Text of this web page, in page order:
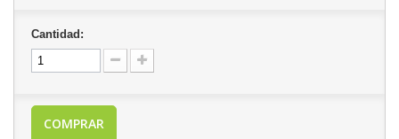
Cantidad:
COMPRAR